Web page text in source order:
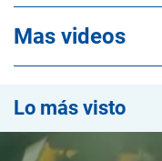
Mas videos
Lo más visto